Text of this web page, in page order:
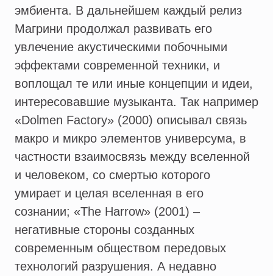
эмбиента. В дальнейшем каждый релиз
Магрини продолжал развивать его
увлечение акустическими побочными
эффектами современной техники, и
воплощал те или иные концепции и идеи,
интересовавшие музыканта. Так например
«Dolmen Factory» (2000) описывал связь
макро и микро элементов универсума, в
частности взаимосвязь между вселенной
и человеком, со смертью которого
умирает и целая вселенная в его
сознании; «The Harrow» (2001) –
негативные стороны созданных
современным обществом передовых
технологий разрушения. А недавно